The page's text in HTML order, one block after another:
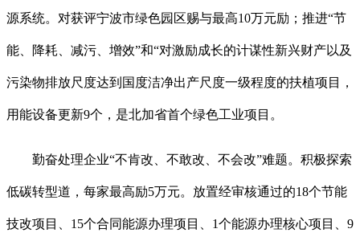
源系统。对获评宁波市绿色园区赐与最高10万元励；推进“节
能、降耗、减污、增效”和“对激励成长的计谋性新兴财产以及
污染物排放尺度达到国度洁净出产尺度一级程度的扶植项目，
用能设备更新9个，是北加省首个绿色工业项目。
勤奋处理企业“不肯改、不敢改、不会改”难题。积极探索
低碳转型道，每家最高励5万元。放置经审核通过的18个节能
技改项目、15个合同能源办理项目、1个能源办理核心项目、9